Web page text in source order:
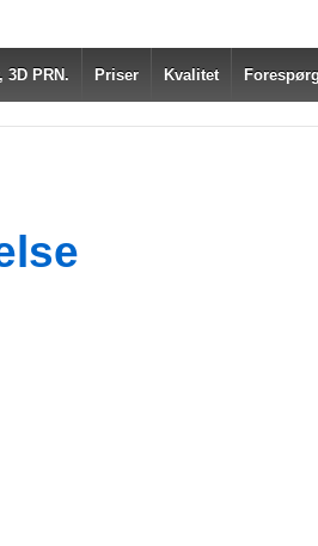
3D PRN. Priser Kvalitet